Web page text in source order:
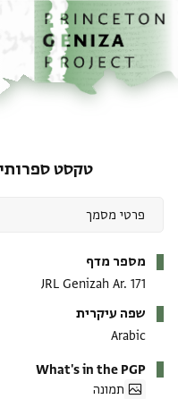
לתוכןהבית
טקסט ספרותי
מספר מדף
JRL Genizah Ar. 171
שפה עיקרית
Arabic
What's in the PGP
תמונה